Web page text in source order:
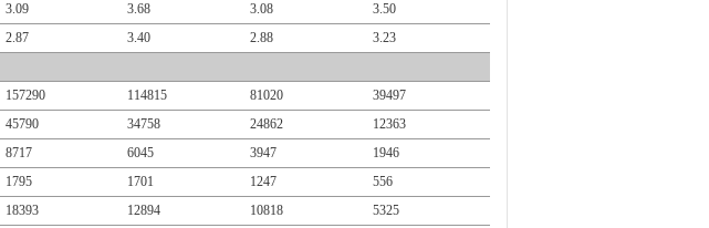
3.09 3.68 3.08
3.50
2.87 3.40 2.88
3.23
157290 114815 81020
39497
45790 34758 24862
12363
8717 6045 3947
1946
1795 1701 1247
556
18393 12894 10818
5325